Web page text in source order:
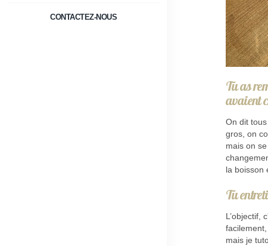
CONTACTEZ-NOUS
Tu as
avaient
On dit
gros, on
mais on
la boisson
Tu
L’objectif,
mais je